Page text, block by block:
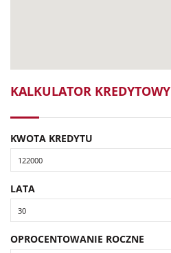
KALKULATOR KREDYTOWY
KWOTA KREDYTU
LATA
OPROCENTOWANIE ROCZNE